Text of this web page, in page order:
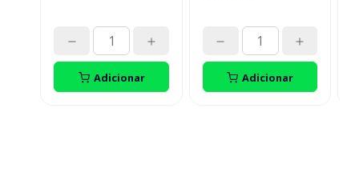
Adicionar Adicionar